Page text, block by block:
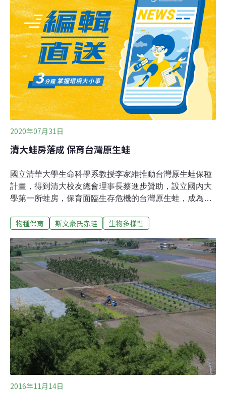
盤如此發達 才能站穩湍急的世界 才能安坐競技的日常
2020年07月31日
清大蛙房落成 保育台灣原生蛙
國立清華大學生命科學系教授李家維推動台灣原生蛙保種
計畫，得到清大校友總會理事長蔡進步贊助，設立國內大
學第一所蛙房，保育面臨生存危機的台灣原生蛙，成為保
說，蛙類因棲地大量喪失、棲地汙染而面臨空前的生存壓
120種以上蛙類徹底消失。台灣原生種的青蛙有36種，其
中14種是台灣特有種，希望能將台灣每一種蛙類都收入清
大蛙房。李家維指出，目前全台灣只有台北市立動物園在
進行青蛙的保育計畫。他特地向該動物園取經設計蛙缸及
飼養蛙類的方法。清大蛙房已成功孕育出第一批箭毒蛙
卵。目前也培育台灣特有種莫氏樹蛙、台灣原生種斯文豪
氏赤蛙、褐樹蛙等，未來還希望申請收入台灣保育類蛙
種。
物種保育 斯文豪氏赤蛙 生物多樣性
2016年11月14日